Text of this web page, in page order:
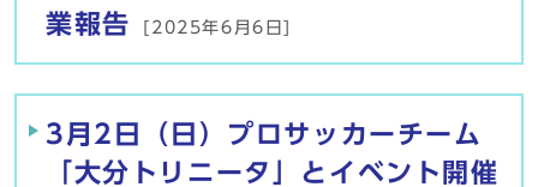
業報告
[2025年6月6日]
3月2日（日）プロサッカーチーム
「大分トリニータ」とイベント開催